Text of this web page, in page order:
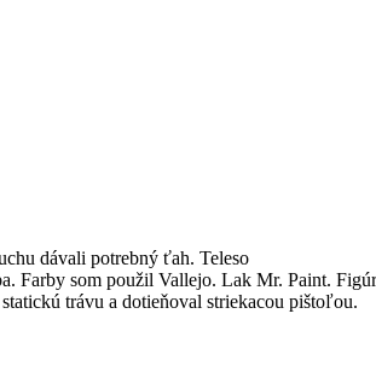
dávali potrebný ťah. Teleso
Farby som použil Vallejo. Lak Mr. Paint.
trávu a dotieňoval striekacou pištoľou.